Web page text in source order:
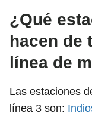
¿Qué
hacen de
línea de
Las estaciones
línea 3 son: